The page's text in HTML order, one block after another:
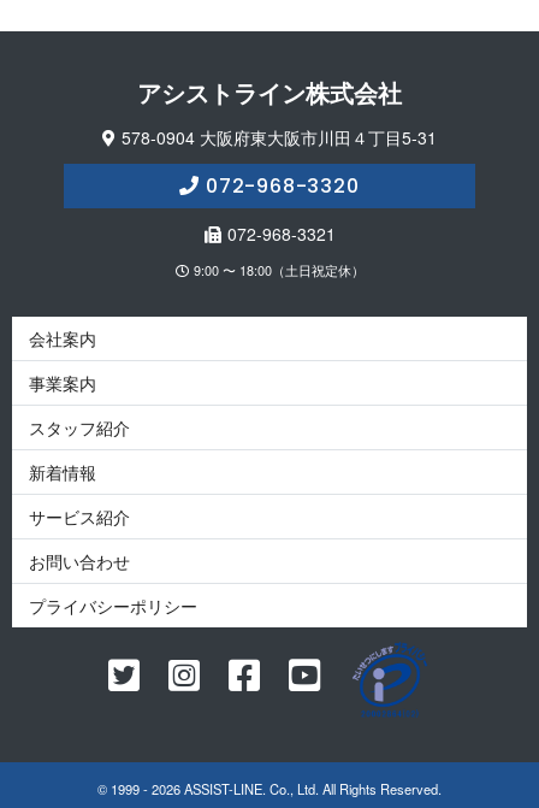
アシストライン 株 式 会 社
578-0904 大阪府東大阪市川田４丁目5-31
072-968-3320
072-968-3321
9:00 〜 18:00（土日祝定休）
会社案内
事業案内
スタッフ紹介
新着情報
サービス紹介
お問い合わせ
プライバシーポリシー
© 1999 - 2026 ASSIST-LINE. Co., Ltd. All Rights Reserved.